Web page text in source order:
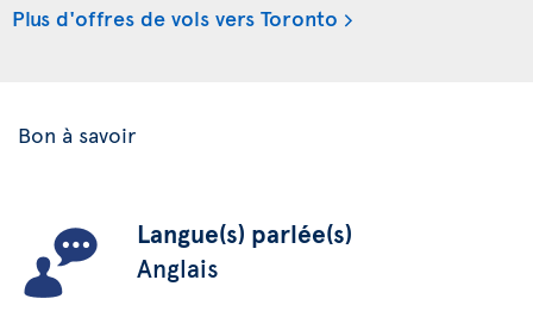
Plus d'offres de vols vers Toronto
Bon à savoir
Langue(s) parlée(s)
Anglais